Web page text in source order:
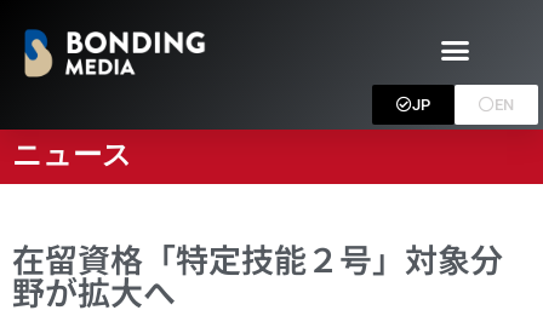
JP EN
ニュース
在留資格「特定技能２号」対象分
野が拡大へ